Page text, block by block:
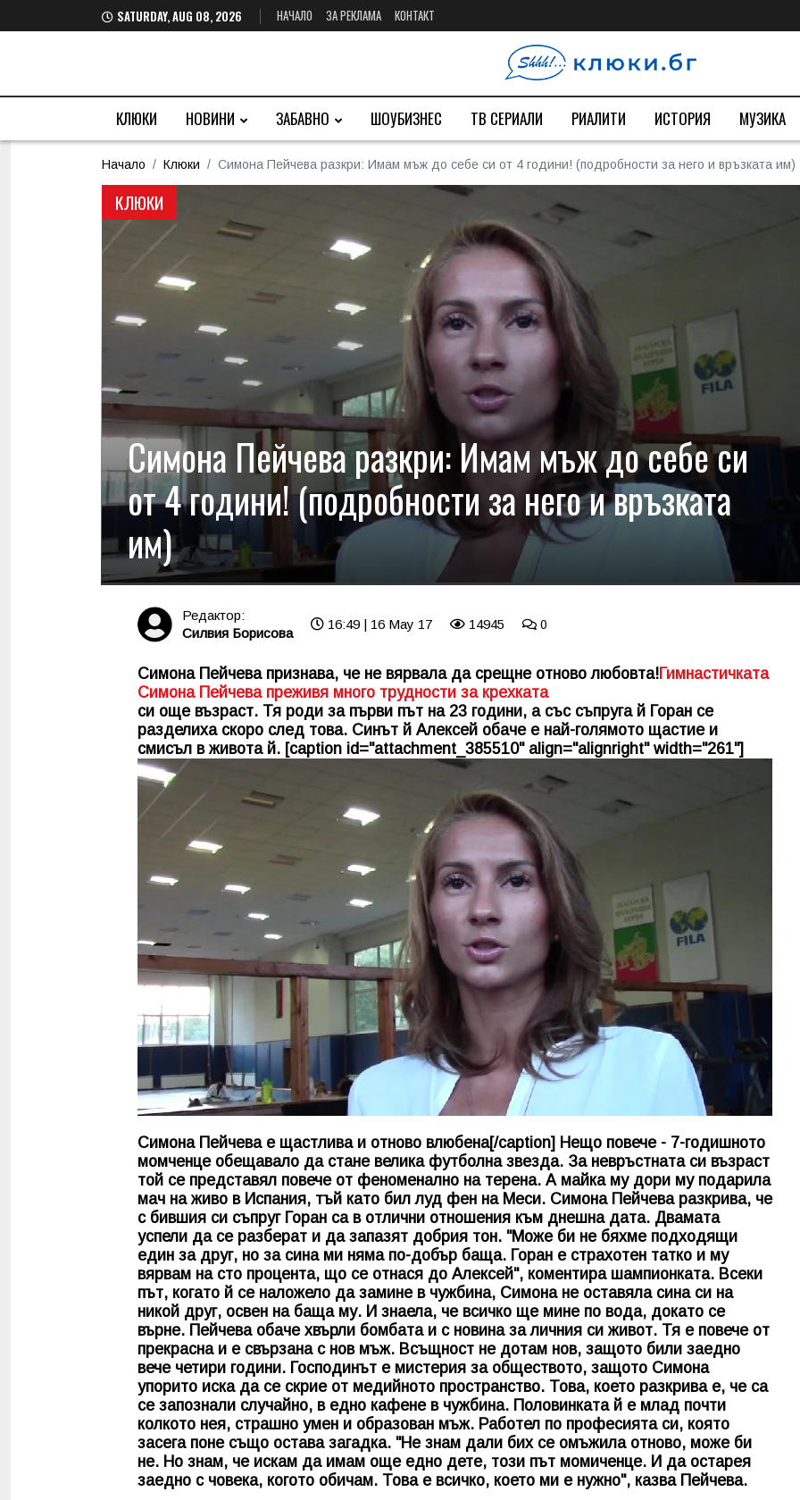
SATURDAY, AUG 08, 2026 НАЧАЛО ЗА РЕКЛАМА КОНТАКТ
КЛЮКИ НОВИНИ ЗАБАВНО ШОУБИЗНЕС ТВ СЕРИАЛИ РИАЛИТИ ИСТОРИЯ МУЗИКА
Начало Клюки Симона Пейчева разкри: Имам мъж до себе си от 4 години! (подробности за него и връзката им)
КЛЮКИ
Симона Пейчева разкри: Имам мъж до себе си
от 4 години! (подробности за него и връзката
им)
Редактор:
Силвия Борисова
16:49 | 16 May 17 14945 0
Симона Пейчева признава, че не вярвала да срещне отново любовта!Гимнастичката
Симона Пейчева преживя много трудности за крехката
си още възраст. Тя роди за първи път на 23 години, а със съпруга й Горан се
разделиха скоро след това. Синът й Алексей обаче е най-голямото щастие и
смисъл в живота й. [caption id="attachment_385510" align="alignright" width="261"]
Симона Пейчева е щастлива и отново влюбена[/caption] Нещо повече - 7-годишното
момченце обещавало да стане велика футболна звезда. За невръстната си възраст
той се представял повече от феноменално на терена. А майка му дори му подарила
мач на живо в Испания, тъй като бил луд фен на Меси. Симона Пейчева разкрива, че
с бившия си съпруг Горан са в отлични отношения към днешна дата. Двамата
успели да се разберат и да запазят добрия тон. "Може би не бяхме подходящи
един за друг, но за сина ми няма по-добър баща. Горан е страхотен татко и му
вярвам на сто процента, що се отнася до Алексей", коментира шампионката. Всеки
път, когато й се наложело да замине в чужбина, Симона не оставяла сина си на
никой друг, освен на баща му. И знаела, че всичко ще мине по вода, докато се
върне. Пейчева обаче хвърли бомбата и с новина за личния си живот. Тя е повече от
прекрасна и е свързана с нов мъж. Всъщност не дотам нов, защото били заедно
вече четири години. Господинът е мистерия за обществото, защото Симона
упорито иска да се скрие от медийното пространство. Това, което разкрива е, че са
се запознали случайно, в едно кафене в чужбина. Половинката й е млад почти
колкото нея, страшно умен и образован мъж. Работел по професията си, която
засега поне също остава загадка. "Не знам дали бих се омъжила отново, може би
не. Но знам, че искам да имам още едно дете, този път момиченце. И да остарея
заедно с човека, когото обичам. Това е всичко, което ми е нужно", казва Пейчева.